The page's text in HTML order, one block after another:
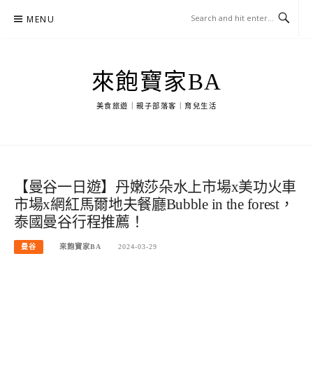
MENU
來飽寶家BA
美食旅遊｜親子部落客｜育兒生活
【曼谷一日遊】丹嫩莎朵水上市場x美功火車
市場x網紅馬爾地夫餐廳Bubble in the forest，
泰國曼谷行程推薦！
曼谷 來飽寶家BA 2024-03-29